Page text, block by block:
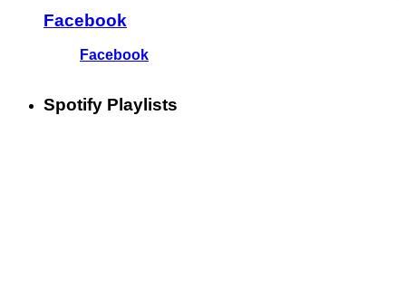
Facebook
Facebook
Spotify Playlists